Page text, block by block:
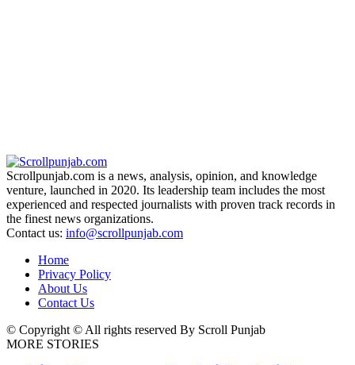
Scrollpunjab.com is a news, analysis, opinion, and knowledge
venture, launched in 2020. Its leadership team includes the most
experienced and respected journalists with proven track records in
the finest news organizations.
Contact us: info@scrollpunjab.com
Home
Privacy Policy
About Us
Contact Us
© Copyright © All rights reserved By Scroll Punjab
MORE STORIES